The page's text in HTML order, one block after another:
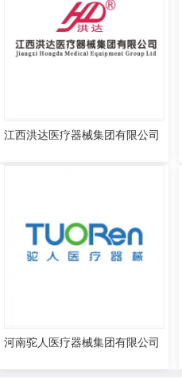
江西洪达医疗器械集团有限公司
河南驼人医疗器械集团有限公司